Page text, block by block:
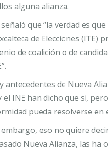
alguna alianza.
que “la verdad es
de Elecciones (ITE)
de coalición o de
antecedentes de Nueva
el INE han dicho que sí,
pueda resolverse en
embargo, eso no quiere
Nueva Alianza, las ha